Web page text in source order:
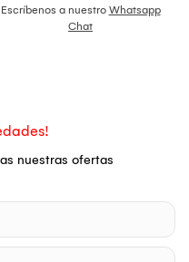
Escríbenos a nuestro Whatsapp
Chat
nuestras ofertas